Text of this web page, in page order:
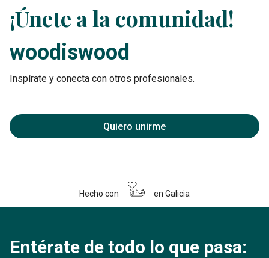
¡Únete a la comunidad!
woodiswood
Inspírate y conecta con otros profesionales.
Quiero unirme
Hecho con en Galicia
Entérate de todo lo que pasa: